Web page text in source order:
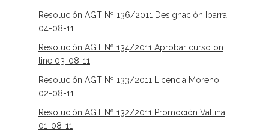
Resolución AGT Nº 136/2011 Designación Ibarra
04-08-11
Resolución AGT Nº 134/2011 Aprobar curso on
line 03-08-11
Resolución AGT Nº 133/2011 Licencia Moreno
02-08-11
Resolución AGT Nº 132/2011 Promoción Vallina
01-08-11